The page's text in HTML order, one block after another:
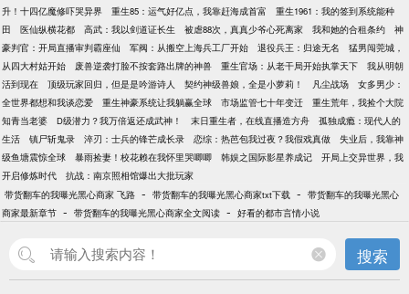
升！十四亿魔修吓哭异界
重生85：运气好亿点，我靠赶海成首富
重生1961：我的签到系统能种
田
医仙纵横花都 高武：我以剑道证长生 被虐88次，真真少爷心死离家 我和她的合租条约
神
豪判官：开局直播审判霸座仙
军阀：从搬空上海兵工厂开始 退役兵王：归途无名
猛男闯莞城，
从四大村姑开始
废兽逆袭打脸不按套路出牌的神兽 重生官场：从老干局开始执掌天下
我从明朝
活到现在
顶级玩家回归，但是是吟游诗人 契约神级兽娘，全是小萝莉！ 凡尘战场
女多男少：
全世界都想和我谈恋爱
重生神豪系统让我躺赢全球 市场监管七十年变迁
重生荒年，我捡个大院
知青当老婆
D级潜力？我万倍返还成武神！ 末日重生者，在线直播造方舟
孤独成瘾：现代人的
生活
镇尸斩鬼录 淬刃：士兵的锋芒成长录 恋综：热芭包我过夜？我假戏真做
失业后，我靠神
级鱼塘震惊全球
暴雨捡妻！校花赖在我怀里哭唧唧 韩娱之国际影星养成记
开局上交异世界，我
开启修炼时代
抗战：南京照相馆爆出大批玩家
带货翻车的我曝光黑心商家 飞路 - 带货翻车的我曝光黑心商家txt下载 - 带货翻车的我曝光黑心
商家最新章节 - 带货翻车的我曝光黑心商家全文阅读 - 好看的都市言情小说
搜索